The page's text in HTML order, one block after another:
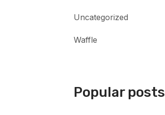
Uncategorized
Waffle
Popular posts